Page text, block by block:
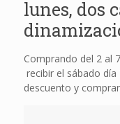
lunes, dos
Comprando del 2 al
recibir el sábado
descuento y